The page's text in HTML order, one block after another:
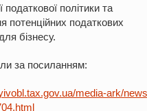
податкової політики та
потенційних податкових
бізнесу.
за посиланням:
media-ark/